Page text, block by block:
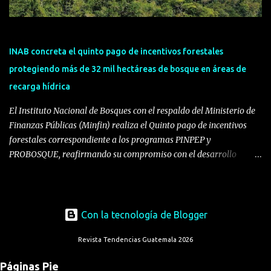
de alimentos y el servicio a clientes en gran parte del occidente del
inauguración de este Centro de Distribución también refuerza una
visión integral de la cadena de valor de Pep...
INAB concreta el quinto pago de incentivos forestales
protegiendo más de 32 mil hectáreas de bosque en áreas de
recarga hídrica
El Instituto Nacional de Bosques con el respaldo del Ministerio de
Finanzas Públicas (Minfin) realiza el Quinto pago de incentivos
forestales correspondiente a los programas PINPEP y
PROBOSQUE, reafirmando su compromiso con el desarrollo
responsable de los bosques. PINPEP, creado mediante el Decreto
buscan además de conservar los ecosistemas forestales; generar
Con la tecnología de Blogger
Revista Tendencias Guatemala 2026
Páginas Pie